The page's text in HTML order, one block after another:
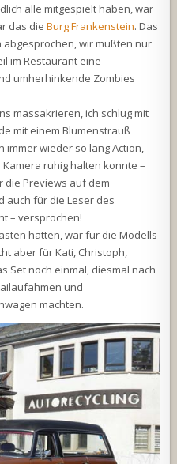
alle mitgespielt haben, war
das dieBurg Frankenstein. Das
abgesprochen, wir mußten nur
im Restaurant eine
umherhinkende Zombies
massakrieren, ich schlug mit
mit einem Blumenstrauß
wieder so lang Action,
ruhig halten konnte –
die Previews auf dem
auch für die Leser des
– versprochen!
hatten, war für die Modells
aber für Kati, Christoph,
Set noch einmal, diesmal nach
und
machten.